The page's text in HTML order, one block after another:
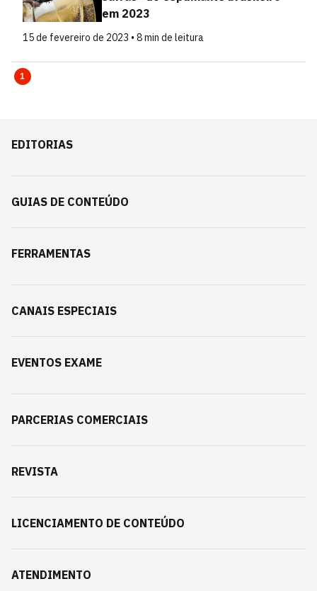
em 2023
15 de fevereiro de 2023 • 8 min de leitura
1
EDITORIAS
GUIAS DE CONTEÚDO
FERRAMENTAS
CANAIS ESPECIAIS
EVENTOS EXAME
PARCERIAS COMERCIAIS
REVISTA
LICENCIAMENTO DE CONTEÚDO
ATENDIMENTO